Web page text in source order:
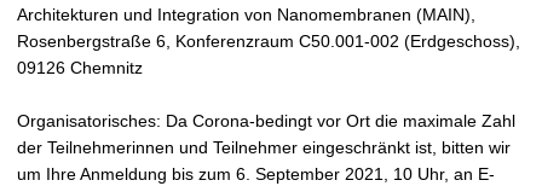
Architekturen und Integration von Nanomembranen (MAIN),
Rosenbergstraße 6, Konferenzraum C50.001-002 (Erdgeschoss),
09126 Chemnitz
Organisatorisches: Da Corona-bedingt vor Ort die maximale Zahl
der Teilnehmerinnen und Teilnehmer eingeschränkt ist, bitten wir
um Ihre Anmeldung bis zum 6. September 2021, 10 Uhr, an E-